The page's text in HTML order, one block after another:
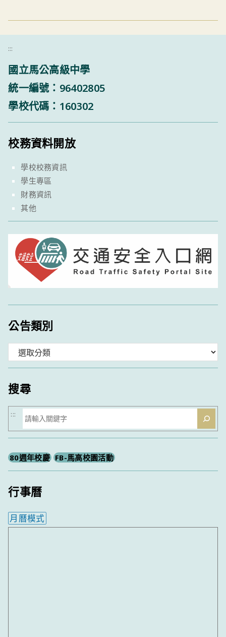
:::
國立馬公高級中學
統一編號：96402805
學校代碼：160302
校務資料開放
學校校務資訊
學生專區
財務資訊
其他
公告類別
類
搜尋
搜
尋
:::
80週年校慶 FB-馬高校園活動
行事曆
月曆模式